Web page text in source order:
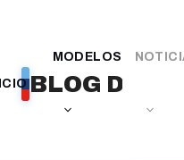
contenido
BLOG DE
MODELOS